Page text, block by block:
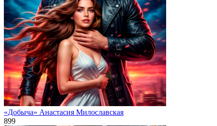
«Добыча» Анастасия Милославская
899